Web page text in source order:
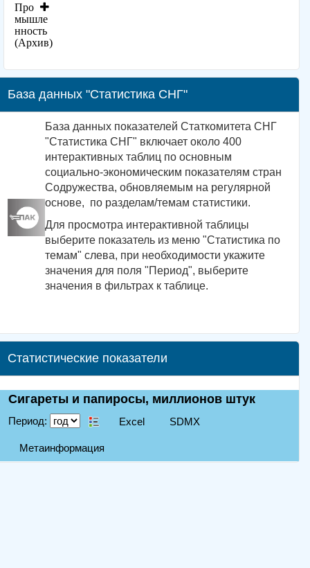
Про
мышле
нность
(Архив)
База данных "Статистика СНГ"
База данных показателей Статкомитета СНГ
"Статистика СНГ" включает около 400
интерактивных таблиц по основным
социально-экономическим показателям стран
Содружества, обновляемым на регулярной
основе, по разделам/темам статистики.
Для просмотра интерактивной таблицы
выберите показатель из меню "Статистика по
темам" слева, при необходимости укажите
значения для поля "Период", выберите
значения в фильтрах к таблице.
Статистические показатели